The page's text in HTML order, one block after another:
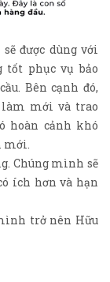
được dùng với
tốt phục vụ bảo
Bên cạnh đó,
làm mới và trao
hoàn cảnh khó
mới.
Chúng mình sẽ
ích hơn và hạn
trở nên Hữu